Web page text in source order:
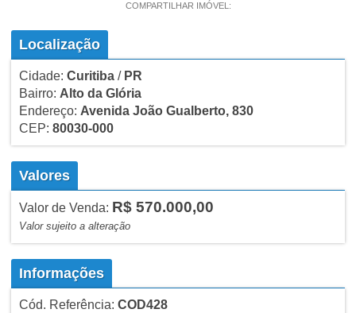
COMPARTILHAR IMÓVEL:
Localização
Cidade: Curitiba/ PR
Bairro: Alto da Glória
Endereço: Avenida João Gualberto, 830
CEP: 80030-000
Valores
Valor de Venda: R$ 570.000,00
Valor sujeito a alteração
Informações
Cód. Referência: COD428